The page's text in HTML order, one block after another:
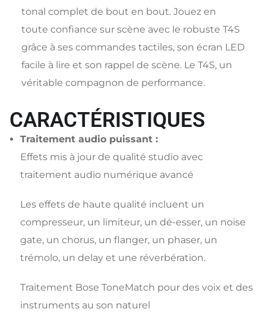
tonal complet de bout en bout. Jouez en
toute confiance sur scène avec le robuste T4S
grâce à ses commandes tactiles, son écran LED
facile à lire et son rappel de scène. Le T4S, un
véritable compagnon de performance.
CARACTÉRISTIQUES
Traitement audio puissant :
Effets mis à jour de qualité studio avec
traitement audio numérique avancé
Les effets de haute qualité incluent un
compresseur, un limiteur, un dé-esser, un noise
gate, un chorus, un flanger, un phaser, un
trémolo, un delay et une réverbération.
Traitement Bose ToneMatch pour des voix et des
instruments au son naturel